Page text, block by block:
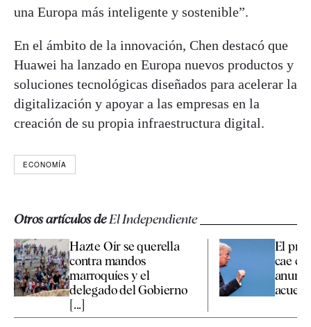
una Europa más inteligente y sostenible”.
En el ámbito de la innovación, Chen destacó que
Huawei ha lanzado en Europa nuevos productos y
soluciones tecnológicas diseñados para acelerar la
digitalización y apoyar a las empresas en la
creación de su propia infraestructura digital.
ECONOMÍA
Otros artículos deEl Independiente
Hazte Oír se querella
contra mandos
marroquíes y el
delegado del Gobierno
[...]
El
cae